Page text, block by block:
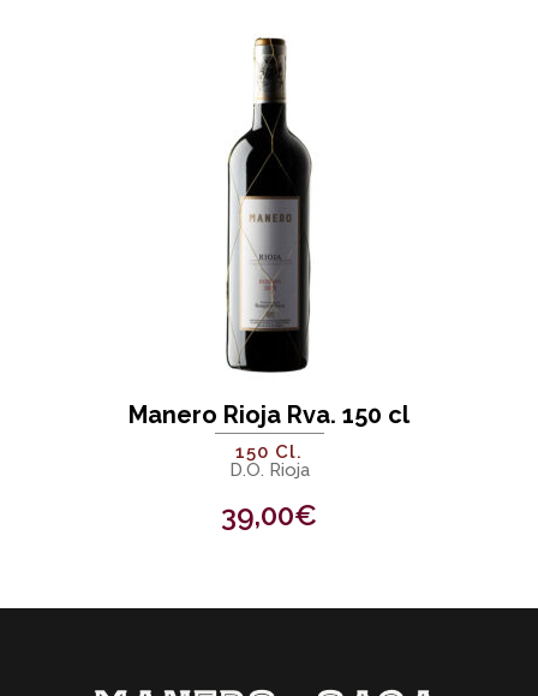
Manero Rioja Rva. 150 cl
150 Cl.
D.O. Rioja
39,00€